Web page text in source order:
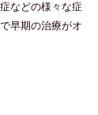
などの様々な症
早期の治療がオ